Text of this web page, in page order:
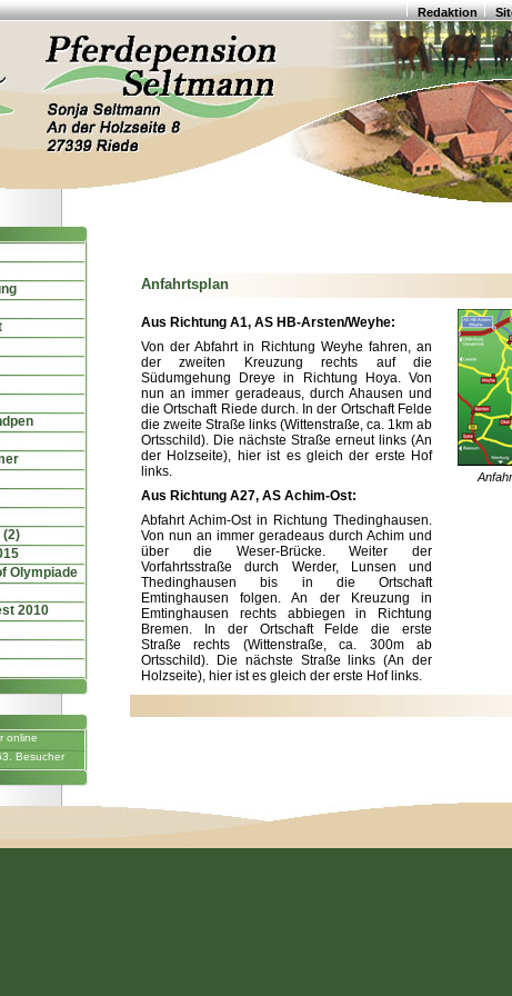
Redaktion
(2)
Olympiade
2010
online
Besucher
Anfahrtsplan
Aus Richtung A1, AS HB-Arsten/Weyhe:
Von der Abfahrt in Richtung Weyhe fahren, an
der zweiten Kreuzung rechts auf die
Südumgehung Dreye in Richtung Hoya. Von
nun an immer geradeaus, durch Ahausen und
die Ortschaft Riede durch. In der Ortschaft Felde
die zweite Straße links (Wittenstraße, ca. 1km ab
Ortsschild). Die nächste Straße erneut links (An
der Holzseite), hier ist es gleich der erste Hof
links.
Aus Richtung A27, AS Achim-Ost:
Abfahrt Achim-Ost in Richtung Thedinghausen.
Von nun an immer geradeaus durch Achim und
über die Weser-Brücke. Weiter der
Vorfahrtsstraße durch Werder, Lunsen und
Thedinghausen bis in die Ortschaft
Emtinghausen folgen. An der Kreuzung in
Emtinghausen rechts abbiegen in Richtung
Bremen. In der Ortschaft Felde die erste
Straße rechts (Wittenstraße, ca. 300m ab
Ortsschild). Die nächste Straße links (An der
Holzseite), hier ist es gleich der erste Hof links.